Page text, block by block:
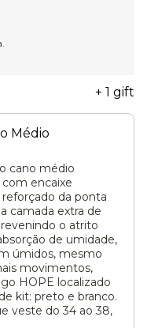
+ 1 gift
Médio
cano médio
com encaixe
da ponta
camada extra de
o atrito
de umidade,
úmidos, mesmo
movimentos,
HOPE localizado
kit: preto e branco.
veste do 34 ao 38,